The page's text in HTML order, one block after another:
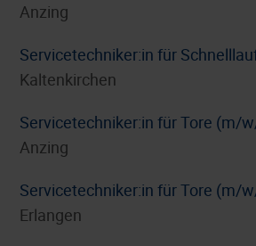
Anzing
Servicetechniker:in für
Kaltenkirchen
Servicetechniker:in für Tore (m/
Anzing
Servicetechniker:in für Tore (m/
Erlangen